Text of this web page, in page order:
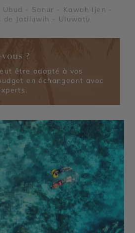
- Sanur - Kawah Ijen -
de Jatiluwih - Uluwatu
vous ?
être adapté à vos
en échangeant avec